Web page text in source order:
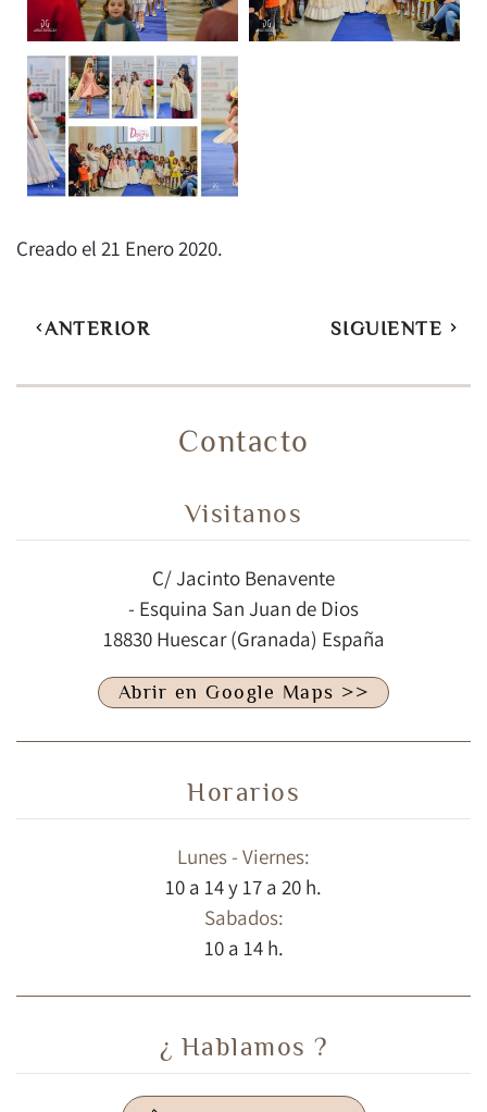
Creado el 21 Enero 2020.
ANTERIOR SIGUIENTE
Contacto
Visitanos
C/ Jacinto Benavente
- Esquina San Juan de Dios
18830 Huescar (Granada) España
Abrir en Google Maps >>
Horarios
Lunes - Viernes:
10 a 14 y 17 a 20 h.
Sabados:
10 a 14 h.
¿ Hablamos ?